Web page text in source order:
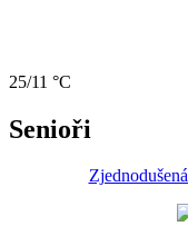
25/11 °C
Senioři